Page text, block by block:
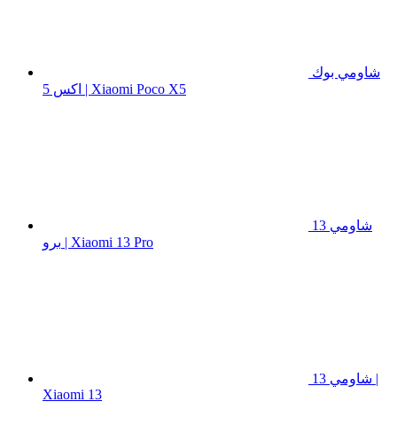
شاومي بوك
اكس 5 | Xiaomi Poco X5
شاومي 13
برو | Xiaomi 13 Pro
شاومي 13 |
Xiaomi 13